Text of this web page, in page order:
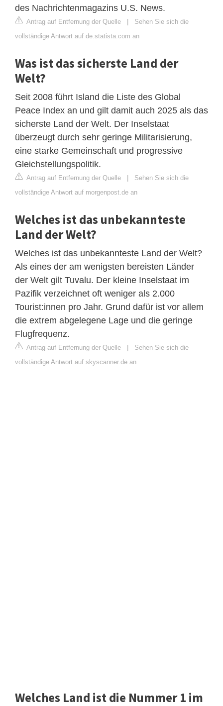
des Nachrichtenmagazins U.S. News.
Antrag auf Entfernung der Quelle | Sehen Sie sich die
vollständige Antwort auf de.statista.com an
Was ist das sicherste Land der
Welt?
Seit 2008 führt Island die Liste des Global
Peace Index an und gilt damit auch 2025 als das
sicherste Land der Welt. Der Inselstaat
überzeugt durch sehr geringe Militarisierung,
eine starke Gemeinschaft und progressive
Gleichstellungspolitik.
Antrag auf Entfernung der Quelle | Sehen Sie sich die
vollständige Antwort auf morgenpost.de an
Welches ist das unbekannteste
Land der Welt?
Welches ist das unbekannteste Land der Welt?
Als eines der am wenigsten bereisten Länder
der Welt gilt Tuvalu. Der kleine Inselstaat im
Pazifik verzeichnet oft weniger als 2.000
Tourist:innen pro Jahr. Grund dafür ist vor allem
die extrem abgelegene Lage und die geringe
Flugfrequenz.
Antrag auf Entfernung der Quelle | Sehen Sie sich die
vollständige Antwort auf skyscanner.de an
Welches Land ist die Nummer 1 im